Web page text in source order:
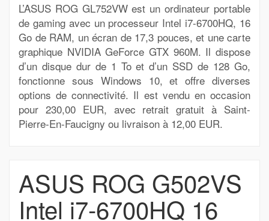
L’ASUS ROG GL752VW est un ordinateur portable
de gaming avec un processeur Intel i7-6700HQ, 16
Go de RAM, un écran de 17,3 pouces, et une carte
graphique NVIDIA GeForce GTX 960M. Il dispose
d’un disque dur de 1 To et d’un SSD de 128 Go,
fonctionne sous Windows 10, et offre diverses
options de connectivité. Il est vendu en occasion
pour 230,00 EUR, avec retrait gratuit à Saint-
Pierre-En-Faucigny ou livraison à 12,00 EUR.
ASUS ROG G502VS
Intel i7-6700HQ 16